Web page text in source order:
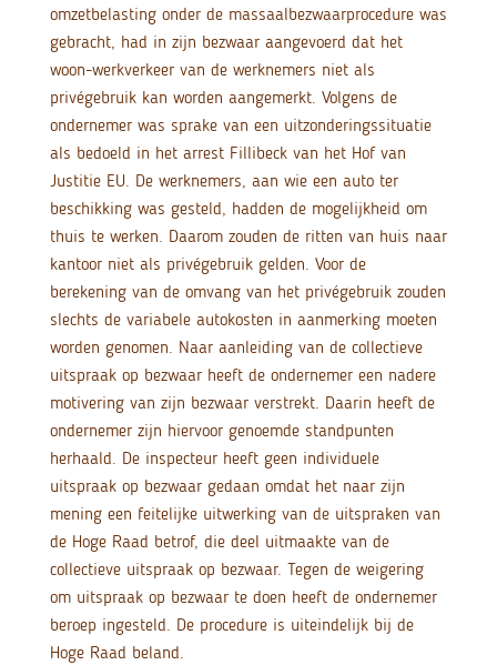
omzetbelasting onder de massaalbezwaarprocedure was
gebracht, had in zijn bezwaar aangevoerd dat het
woon-werkverkeer van de werknemers niet als
privégebruik kan worden aangemerkt. Volgens de
ondernemer was sprake van een uitzonderingssituatie
als bedoeld in het arrest Fillibeck van het Hof van
Justitie EU. De werknemers, aan wie een auto ter
beschikking was gesteld, hadden de mogelijkheid om
thuis te werken. Daarom zouden de ritten van huis naar
kantoor niet als privégebruik gelden. Voor de
berekening van de omvang van het privégebruik zouden
slechts de variabele autokosten in aanmerking moeten
worden genomen. Naar aanleiding van de collectieve
uitspraak op bezwaar heeft de ondernemer een nadere
motivering van zijn bezwaar verstrekt. Daarin heeft de
ondernemer zijn hiervoor genoemde standpunten
herhaald. De inspecteur heeft geen individuele
uitspraak op bezwaar gedaan omdat het naar zijn
mening een feitelijke uitwerking van de uitspraken van
de Hoge Raad betrof, die deel uitmaakte van de
collectieve uitspraak op bezwaar. Tegen de weigering
om uitspraak op bezwaar te doen heeft de ondernemer
beroep ingesteld. De procedure is uiteindelijk bij de
Hoge Raad beland.